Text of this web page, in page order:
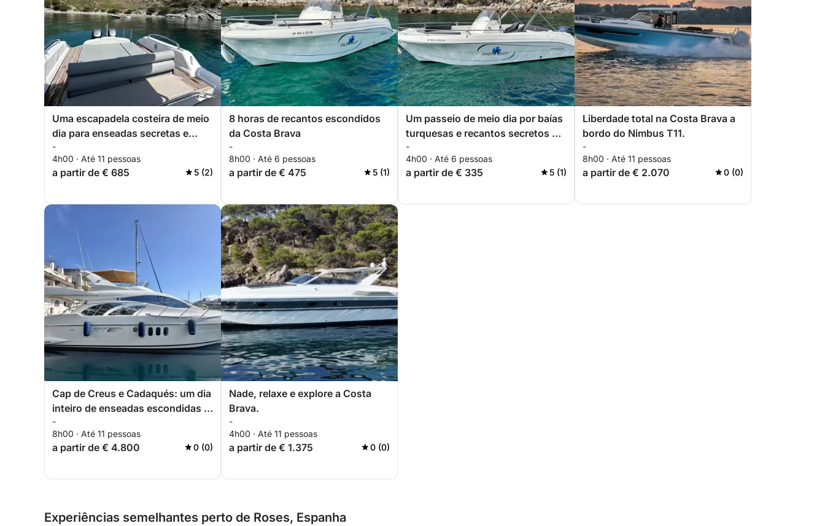
Uma escapadela costeira de meio
dia para enseadas secretas e
águas turquesa.
-
4h00 · Até 11 pessoas
a partir de € 685 5 (2)
8 horas de recantos escondidos
da Costa Brava
-
8h00 · Até 6 pessoas
a partir de € 475 5 (1)
Um passeio de meio dia por baías
turquesas e recantos secretos do
Mediterrâneo.
-
4h00 · Até 6 pessoas
a partir de € 335 5 (1)
Liberdade total na Costa Brava a
bordo do Nimbus T11.
-
8h00 · Até 11 pessoas
a partir de € 2.070 0 (0)
Cap de Creus e Cadaqués: um dia
inteiro de enseadas escondidas e
luxo mediterrâneo
-
8h00 · Até 11 pessoas
a partir de € 4.800 0 (0)
Nade, relaxe e explore a Costa
Brava.
-
4h00 · Até 11 pessoas
a partir de € 1.375 0 (0)
Experiências semelhantes perto de Roses, Espanha